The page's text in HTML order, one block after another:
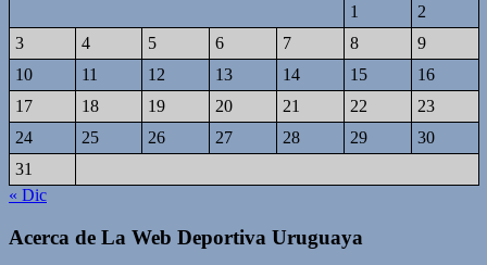
1
2
3
4 5 6 7 8
9
10
11 12 13 14 15
16
17
18 19 20 21 22
23
24
25 26 27 28 29
30
31
« Dic
Acerca de La Web Deportiva Uruguaya